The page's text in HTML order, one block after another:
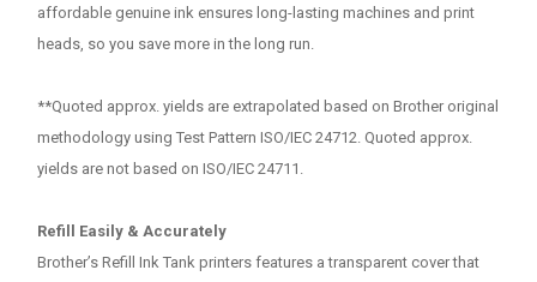
affordable genuine ink ensures long-lasting machines and print
heads, so you save more in the long run.
**Quoted approx. yields are extrapolated based on Brother original
methodology using Test Pattern ISO/IEC 24712. Quoted approx.
yields are not based on ISO/IEC 24711.
Refill Easily & Accurately
Brother’s Refill Ink Tank printers features a transparent cover that